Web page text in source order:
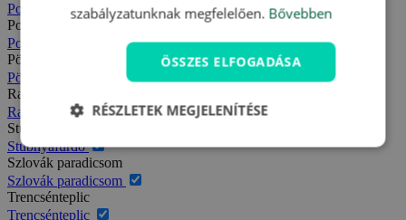
Podhajska
Pozsony
Pozsony
Pöstyén
Pöstyén
Rajecfürdő
Rajecfürdő
Stubnyafürdő
Stubnyafürdő
Szlovák paradicsom
Szlovák paradicsom
Trencsénteplic
Trencsénteplic
szabályzatunknak megfelelően. Bővebben
ÖSSZES ELFOGADÁSA
RÉSZLETEK MEGJELENÍTÉSE